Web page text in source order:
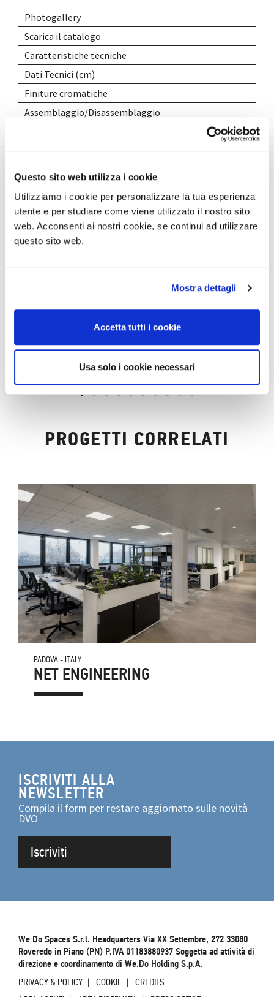
Questo sito web utilizza i cookie
Utilizziamo i cookie per personalizzare la tua esperienza
utente e per studiare come viene utilizzato il nostro sito
web. Acconsenti ai nostri cookie, se continui ad utilizzare
questo sito web.
Mostra dettagli
Accetta tutti i cookie
Usa solo i cookie necessari
Photogallery
Scarica il catalogo
Caratteristiche tecniche
Dati Tecnici (cm)
Finiture cromatiche
Assemblaggio/Disassemblaggio
Condividi
PROGETTI CORRELATI
PADOVA - ITALY
NET ENGINEERING
ISCRIVITI ALLA
NEWSLETTER
Compila il form per restare aggiornato sulle novità
DVO
Iscriviti
We Do Spaces S.r.l. Headquarters Via XX Settembre, 272 33080
Roveredo in Piano (PN) P.IVA 01183880937 Soggetta ad attività di
direzione e coordinamento di We.Do Holding S.p.A.
PRIVACY & POLICY COOKIE
CREDITS